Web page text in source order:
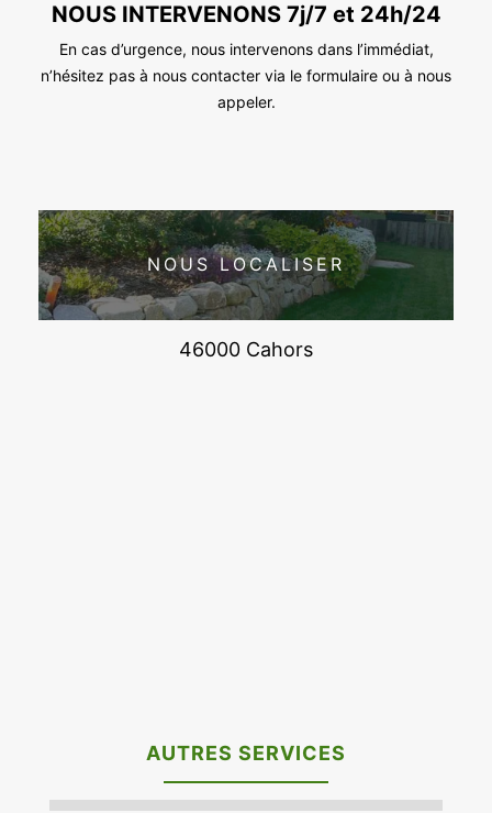
NOUS INTERVENONS 7j/7 et 24h/24
En cas d’urgence, nous intervenons dans l’immédiat,
n’hésitez pas à nous contacter via le formulaire ou à nous
appeler.
NOUS LOCALISER
46000 Cahors
AUTRES SERVICES